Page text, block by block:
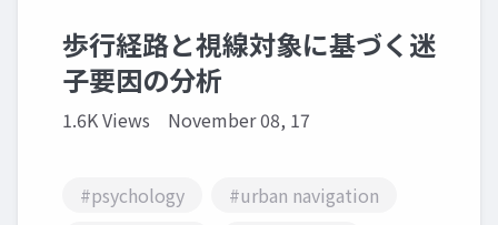
歩行経路と視線対象に基づく迷
子要因の分析
1.6K Views November 08, 17
#psychology
#urban navigation